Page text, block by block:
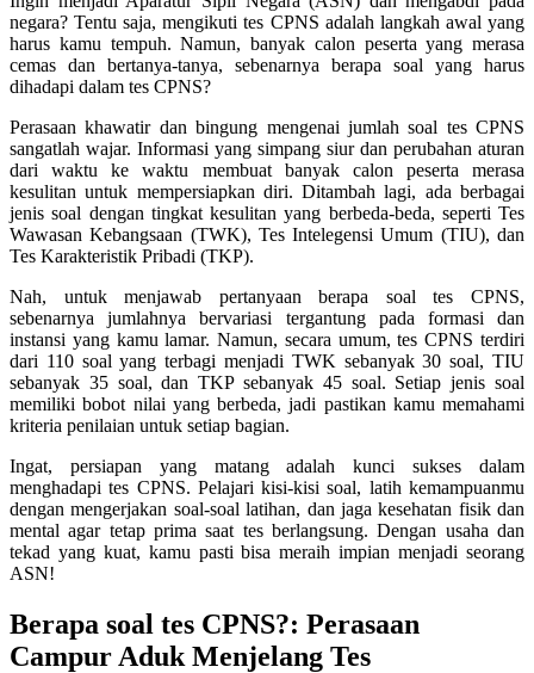
negara? Tentu saja, mengikuti tes CPNS adalah langkah awal yang
harus kamu tempuh. Namun, banyak calon peserta yang merasa
cemas dan bertanya-tanya, sebenarnya berapa soal yang harus
dihadapi dalam tes CPNS?
Perasaan khawatir dan bingung mengenai jumlah soal tes CPNS
sangatlah wajar. Informasi yang simpang siur dan perubahan aturan
dari waktu ke waktu membuat banyak calon peserta merasa
kesulitan untuk mempersiapkan diri. Ditambah lagi, ada berbagai
jenis soal dengan tingkat kesulitan yang berbeda-beda, seperti Tes
Wawasan Kebangsaan (TWK), Tes Intelegensi Umum (TIU), dan
Tes Karakteristik Pribadi (TKP).
Nah, untuk menjawab pertanyaan berapa soal tes CPNS,
sebenarnya jumlahnya bervariasi tergantung pada formasi dan
instansi yang kamu lamar. Namun, secara umum, tes CPNS terdiri
dari 110 soal yang terbagi menjadi TWK sebanyak 30 soal, TIU
sebanyak 35 soal, dan TKP sebanyak 45 soal. Setiap jenis soal
memiliki bobot nilai yang berbeda, jadi pastikan kamu memahami
kriteria penilaian untuk setiap bagian.
Ingat, persiapan yang matang adalah kunci sukses dalam
menghadapi tes CPNS. Pelajari kisi-kisi soal, latih kemampuanmu
dengan mengerjakan soal-soal latihan, dan jaga kesehatan fisik dan
mental agar tetap prima saat tes berlangsung. Dengan usaha dan
tekad yang kuat, kamu pasti bisa meraih impian menjadi seorang
ASN!
Berapa soal tes CPNS?: Perasaan
Campur Aduk Menjelang Tes